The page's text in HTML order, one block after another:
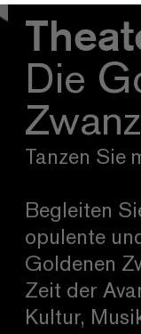
Haus
Die
Tanzen
Begleiten
opulente
Goldenen
Zeit der
Kultur,